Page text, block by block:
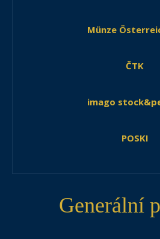
Münze
ČTK
imago
POSKI
Generální